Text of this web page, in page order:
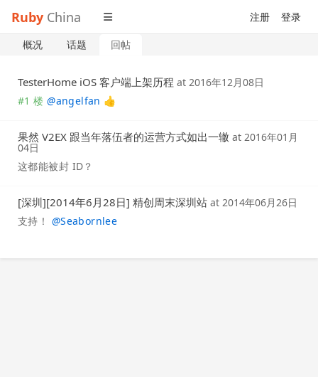
Ruby China 注册 登录
概况 话题 回帖
TesterHome iOS 客户端上架历程 at 2016年12月08日
#1 楼 @angelfan 👍
果然 V2EX 跟当年落伍者的运营方式如出一辙 at 2016年01月
04日
这都能被封 ID？
[深圳][2014年6月28日] 精创周末深圳站 at 2014年06月26日
支持！ @Seabornlee